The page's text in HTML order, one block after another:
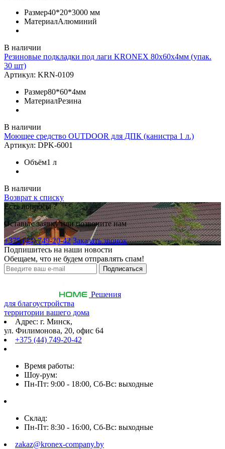
Размер40*20*3000 мм
МатериалАлюминий
В наличии
Резиновые подкладки под лаги KRONEX 80х60х4мм (упак.
30 шт)
Артикул: KRN-0109
Размер80*60*4мм
МатериалРезина
В наличии
Моющее средство OUTDOOR для ДПК (канистра 1 л.)
Артикул: DPK-6001
Объём1 л
В наличии
Возврат к списку
Есть вопросы ?
Оставьте заявку или позвоните нам
+375 (44) 749-20-42 Заказать звонок
Подпишитесь на наши новости
Обещаем, что не будем отправлять спам!
Решения
для благоустройства
территории вашего дома
Адрес: г. Минск,
ул. Филимонова, 20, офис 64
+375 (44) 749-20-42
Время работы:
Шоу-рум:
Пн-Пт: 9:00 - 18:00, Сб-Вс: выходные
Склад:
Пн-Пт: 8:30 - 16:00, Сб-Вс: выходные
zakaz@kronex-company.by